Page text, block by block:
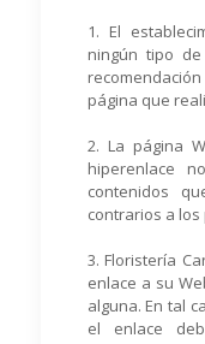
1. El
ningún tipo
página que
2. La página
hiperenlace
contenidos
contrarios a los
3. Floristería
enlace a su
alguna. En tal
el enlace